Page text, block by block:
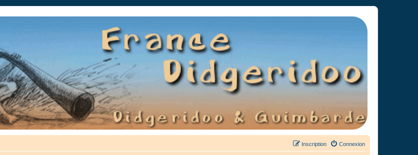
Connexion
Inscription